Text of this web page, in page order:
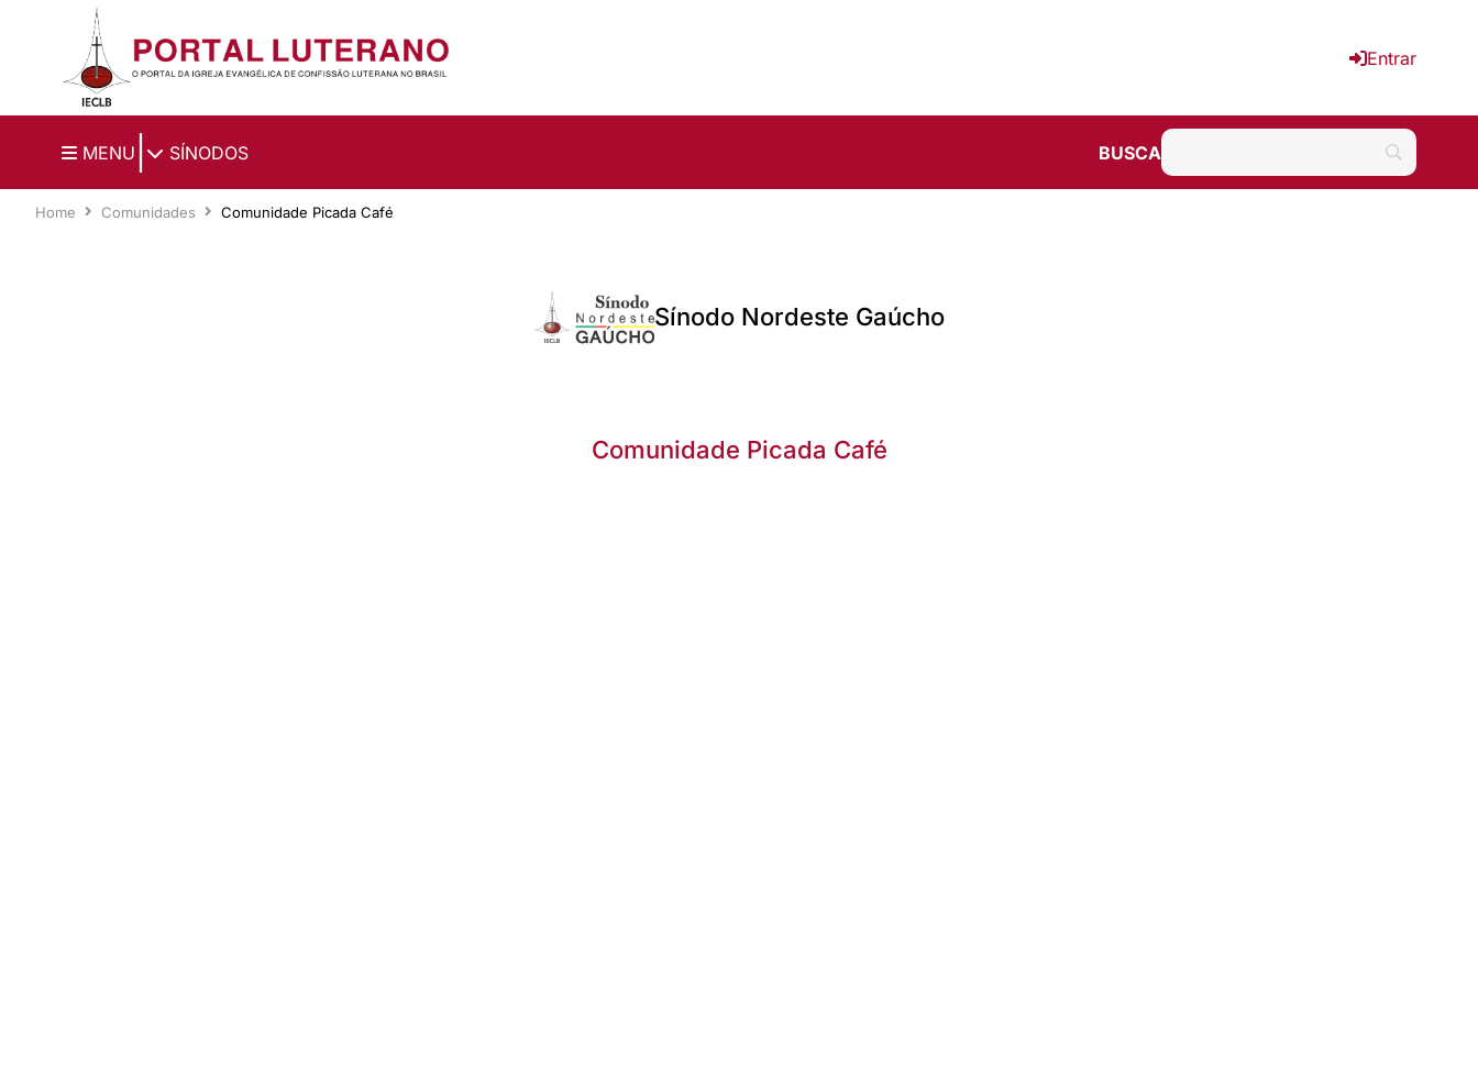
Ir para o conteúdo principal
Entrar
MENU SÍNODOS BUSCA
Home Comunidades Comunidade Picada Café
Sínodo Nordeste Gaúcho
Comunidade Picada Café